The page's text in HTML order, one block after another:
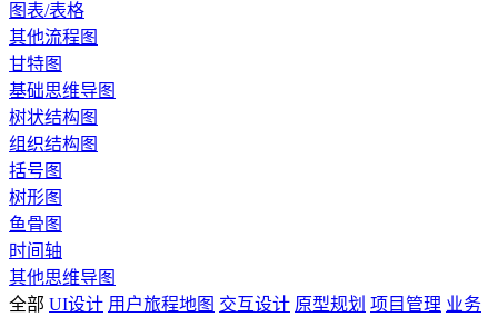
图表/表格
其他流程图
甘特图
基础思维导图
树状结构图
组织结构图
括号图
树形图
鱼骨图
时间轴
其他思维导图
全部 UI设计 用户旅程地图 交互设计 原型规划 项目管理 业务